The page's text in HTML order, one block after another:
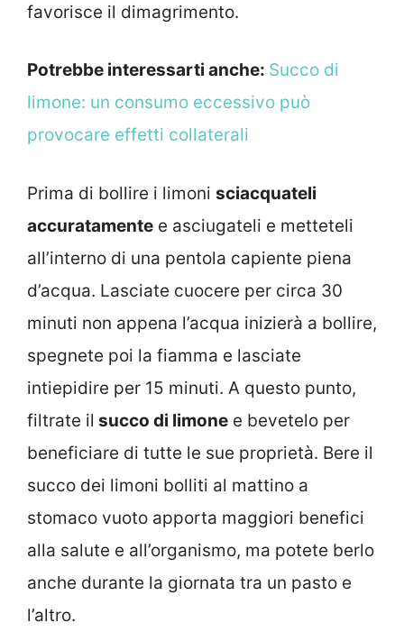
favorisce il dimagrimento.
Potrebbe interessarti anche: Succo di
limone: un consumo eccessivo può
provocare effetti collaterali
Prima di bollire i limoni sciacquateli
accuratamente e asciugateli e metteteli
all’interno di una pentola capiente piena
d’acqua. Lasciate cuocere per circa 30
minuti non appena l’acqua inizierà a bollire,
spegnete poi la fiamma e lasciate
intiepidire per 15 minuti. A questo punto,
filtrate il succo di limone e bevetelo per
beneficiare di tutte le sue proprietà. Bere il
succo dei limoni bolliti al mattino a
stomaco vuoto apporta maggiori benefici
alla salute e all’organismo, ma potete berlo
anche durante la giornata tra un pasto e
l’altro.